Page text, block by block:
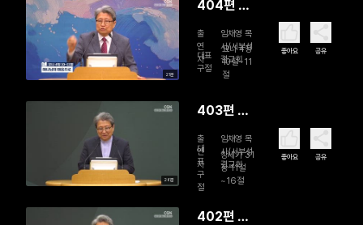
21분
404편 하
음으로
출
연
자
임채영 목
사/서부성
결교회
대표
구절
요나 4장
10절~11
절
좋아요 공유
26분
403편 벧
가자
출
연
자
임채영 목
사/서부성
결교회
대
표
구
절
창세기 31
장 11절
~16절
좋아요 공유
402편 희